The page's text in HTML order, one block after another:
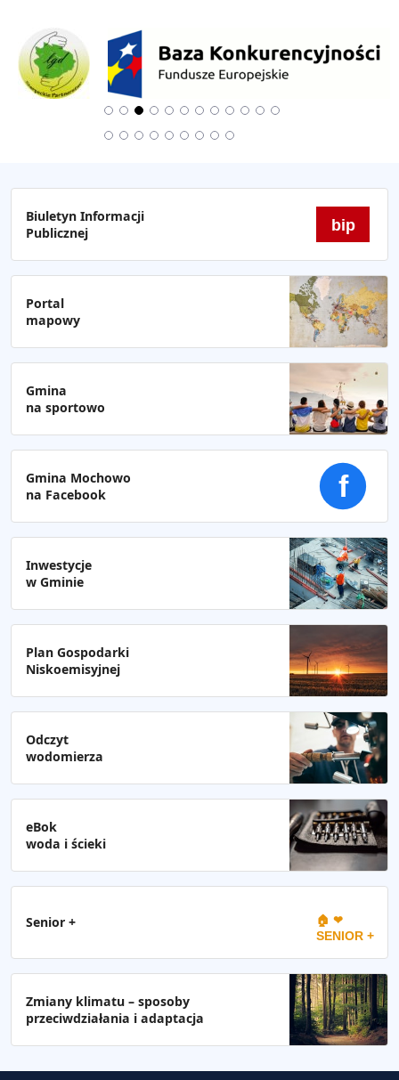
Biuletyn Informacji
Publicznej
bip
Portal
mapowy
Gmina
na sportowo
Gmina Mochowo
na Facebook
f
Inwestycje
w Gminie
Plan Gospodarki
Niskoemisyjnej
Odczyt
wodomierza
eBok
woda i ścieki
Senior + 🏠 ❤
SENIOR +
Zmiany klimatu – sposoby
przeciwdziałania i adaptacja